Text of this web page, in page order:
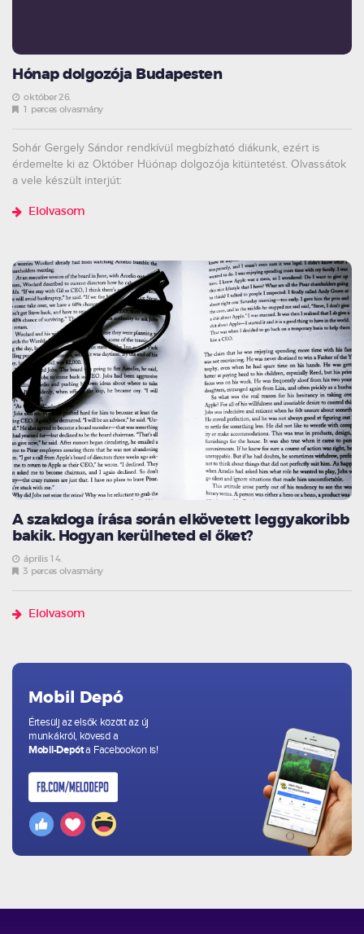
Hónap dolgozója Budapesten
október 26.
1 perces olvasmány
Sohár Gergely Sándor rendkívül megbízható diákunk, ezért is
érdemelte ki az Október Hüónap dolgozója kitüntetést. Olvassátok
a vele készült interjút:
Elolvasom
A szakdoga írása során elkövetett leggyakoribb
bakik. Hogyan kerülheted el őket?
április 14.
3 perces olvasmány
Elolvasom
Mobil Depó
Értesülj az elsők között az új
munkákról, kövesd a
Mobil-Depóta Facebookon is!